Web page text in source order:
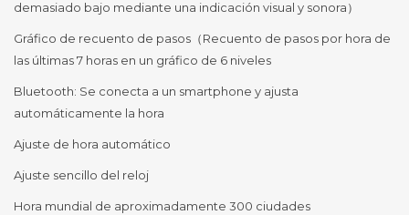
demasiado bajo mediante una indicación visual y sonora）
Gráfico de recuento de pasos（Recuento de pasos por hora de
las últimas 7 horas en un gráfico de 6 niveles
Bluetooth: Se conecta a un smartphone y ajusta
automáticamente la hora
Ajuste de hora automático
Ajuste sencillo del reloj
Hora mundial de aproximadamente 300 ciudades